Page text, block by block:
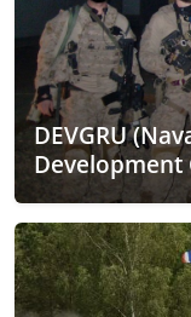
DEVGRU
Development